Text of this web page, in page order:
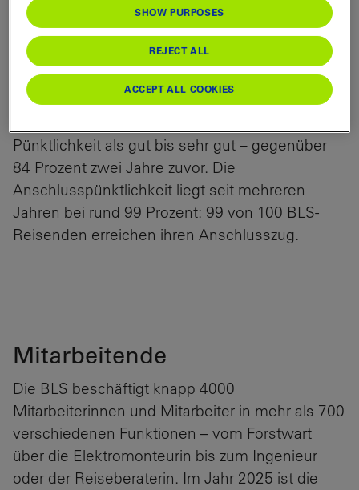
pünktlich gelten in der Schweiz Züge, die mit
weniger als drei Minuten Verspätung verkehren.
Der positive Trend widerspiegelt sich auch in der
Zufriedenheit der Fahrgäste. Gemäss einer
Umfrage der BLS aus dem Jahr 2025
Pünktlichkeit als gut bis sehr gut – gegenüber
84 Prozent zwei Jahre zuvor. Die
Anschlusspünktlichkeit liegt seit mehreren
Jahren bei rund 99 Prozent: 99 von 100 BLS-
Reisenden erreichen ihren Anschlusszug.
Mitarbeitende
Die BLS beschäftigt knapp 4000
Mitarbeiterinnen und Mitarbeiter in mehr als 700
verschiedenen Funktionen – vom Forstwart
über die Elektromonteurin bis zum Ingenieur
oder der Reiseberaterin. Im Jahr 2025 ist die
SHOW PURPOSES
REJECT ALL
ACCEPT ALL COOKIES